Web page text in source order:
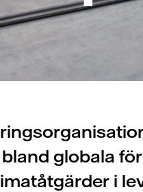
globala
i